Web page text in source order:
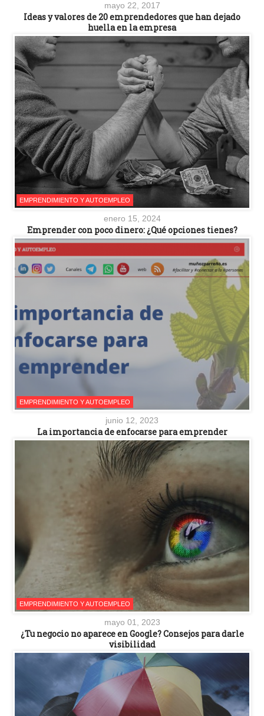
mayo 22, 2017
Ideas y valores de 20 emprendedores que han dejado
huella en la empresa
EMPRENDIMIENTO Y AUTOEMPLEO
enero 15, 2024
Emprender con poco dinero: ¿Qué opciones tienes?
EMPRENDIMIENTO Y AUTOEMPLEO
junio 12, 2023
La importancia de enfocarse para emprender
EMPRENDIMIENTO Y AUTOEMPLEO
mayo 01, 2023
¿Tu negocio no aparece en Google? Consejos para darle
visibilidad